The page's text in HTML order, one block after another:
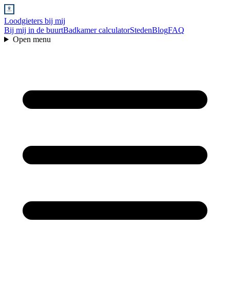
Loodgieters bij mij
Bij mij in de buurtBadkamer calculatorStedenBlogFAQ
Open menu